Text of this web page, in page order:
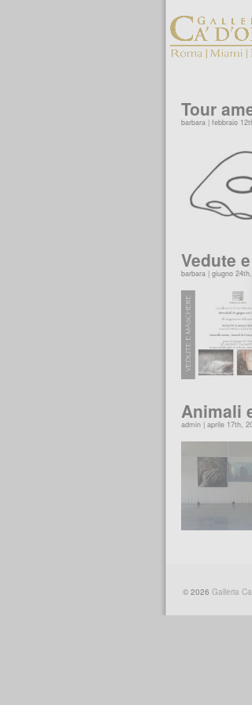
Tour
barbara | febbraio
Vedute
barbara | giugno
Animali
admin | aprile 17th,
© 2026 Galleria